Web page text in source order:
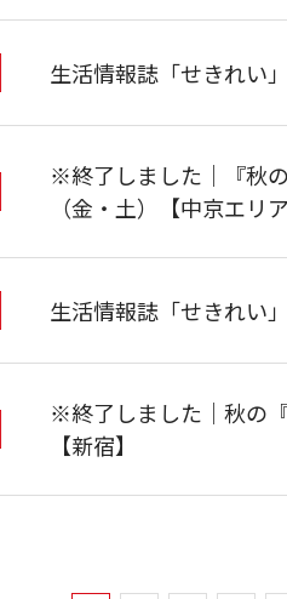
生活情報誌「せきれい
※終了しました｜『秋
（金・土）【中京エリア
生活情報誌「せきれい
※終了しました｜秋の
【新宿】